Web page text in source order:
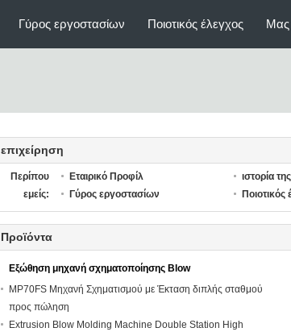
Γύρος εργοστασίων Ποιοτικός έλεγχος Μας
επιχείρηση
Περίπου
εμείς:
Εταιρικό Προφίλ ιστορία
Γύρος εργοστασίων
Ποιοτικός
Προϊόντα
Εξώθηση μηχανή σχηματοποίησης Blow
MP70FS Μηχανή Σχηματισμού με Έκταση διπλής σταθμού
προς πώληση
Extrusion Blow Molding Machine Double Station High